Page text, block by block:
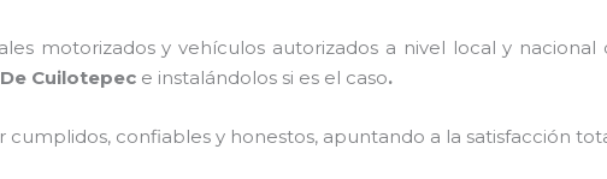
motorizados y vehículos autorizados a nivel local y
Cuilotepec e instalándolos si es el caso.
cumplidos, confiables y honestos, apuntando a la satisfacción